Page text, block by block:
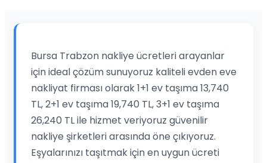
Bursa Trabzon nakliye ücretleri arayanlar
için ideal çözüm sunuyoruz kaliteli evden eve
nakliyat firması olarak 1+1 ev taşıma 13,740
TL, 2+1 ev taşıma 19,740 TL, 3+1 ev taşıma
26,240 TL ile hizmet veriyoruz güvenilir
nakliye şirketleri arasında öne çıkıyoruz.
Eşyalarınızı taşıtmak için en uygun ücreti